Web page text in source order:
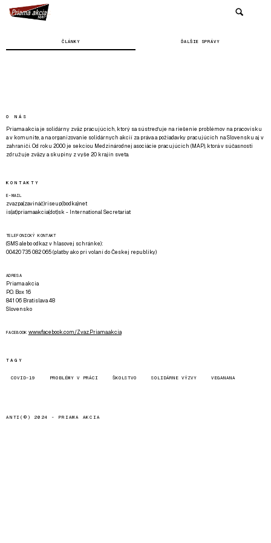
ČLÁNKY ĎALŠIE SPRÁVY
O NÁS
Priama akcia je solidárny zväz pracujúcich, ktorý sa sústreďuje na riešenie problémov na pracovisku
a v komunite, a na organizovanie solidárnych akcií za práva a požiadavky pracujúcich na Slovensku aj v
zahraničí. Od roku 2000 je sekciou Medzinárodnej asociácie pracujúcich (MAP), ktorá v súčasnosti
združuje zväzy a skupiny z vyše 20 krajín sveta.
KONTAKTY
E-MAIL
zvazpa(zavináč)riseup(bodka)net
is(at)priamaakcia(dot)sk - International Secretariat
TELEFONICKÝ KONTAKT
(SMS alebo odkaz v hlasovej schránke):
00420 735 082 065 (platby ako pri volaní do Českej republiky)
ADRESA
Priama akcia
P.O. Box 16
841 06 Bratislava 48
Slovensko
FACEBOOK www.facebook.com/Zvaz.Priama.akcia
TAGY
COVID-19 PROBLÉMY V PRÁCI ŠKOLSTVO SOLIDÁRNE VÝZVY VEGANANA
ANTI(©) 2024 - PRIAMA AKCIA